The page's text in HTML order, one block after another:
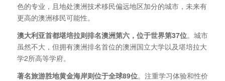
色的专业，且地处澳洲技术移民偏远地区加分的城市，未来有
更高的澳洲移民可能性。
澳大利亚首都堪培拉则排名澳洲第六，位于世界第37位。城市
虽然不大，但拥有澳洲排名首位的澳洲国立大学以及堪培拉大
学2所高等学府。
著名旅游胜地黄金海岸则位于全球89位。注重学习体验和性价